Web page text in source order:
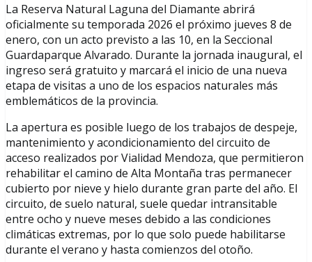
La Reserva Natural Laguna del Diamante abrirá
oficialmente su temporada 2026 el próximo jueves 8 de
enero, con un acto previsto a las 10, en la Seccional
Guardaparque Alvarado. Durante la jornada inaugural, el
ingreso será gratuito y marcará el inicio de una nueva
etapa de visitas a uno de los espacios naturales más
emblemáticos de la provincia.
La apertura es posible luego de los trabajos de despeje,
mantenimiento y acondicionamiento del circuito de
acceso realizados por Vialidad Mendoza, que permitieron
rehabilitar el camino de Alta Montaña tras permanecer
cubierto por nieve y hielo durante gran parte del año. El
circuito, de suelo natural, suele quedar intransitable
entre ocho y nueve meses debido a las condiciones
climáticas extremas, por lo que solo puede habilitarse
durante el verano y hasta comienzos del otoño.